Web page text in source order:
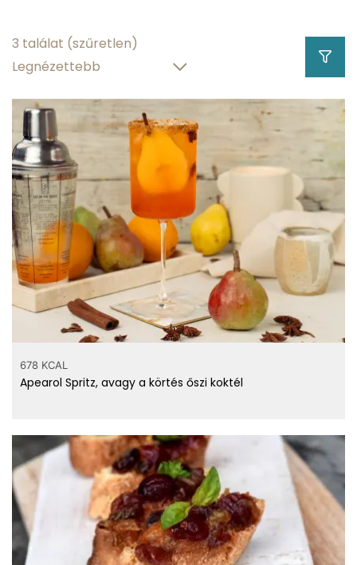
szénhidráttartalom
víztartalom 31 g
Hány kalória
gramm
campari?
Top ásványi anyagok
Nátrium 8 mg
3 találat (szűretlen)
678 KCAL
Apearol Spritz, avagy a körtés őszi koktél